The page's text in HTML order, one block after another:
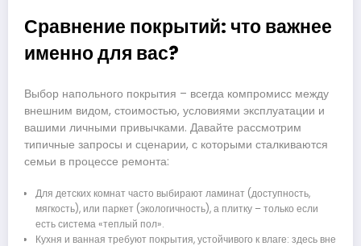
Сравнение покрытий: что важнее
именно для вас?
Выбор напольного покрытия – всегда компромисс между
внешним видом, стоимостью, условиями эксплуатации и
вашими личными привычками. Давайте рассмотрим
типичные запросы и сценарии, с которыми сталкиваются
семьи в процессе ремонта:
Для детских комнат часто выбирают ламинат (доступность,
мягкость), или паркет (экологичность), а плитку – только если
есть система «теплый пол».
Кухня и ванная требуют покрытия, устойчивого к влаге: здесь вне